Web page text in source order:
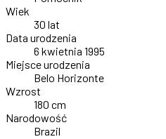
Wiek
30 lat
Data urodzenia
6 kwietnia 1995
Miejsce urodzenia
Belo Horizonte
Wzrost
180 cm
Narodowość
Brazil